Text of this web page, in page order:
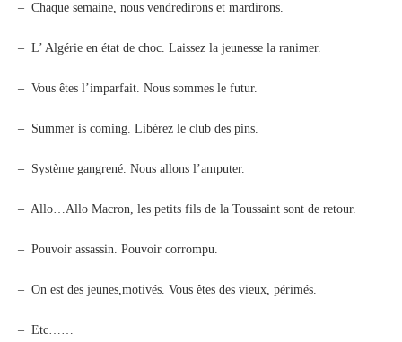
– Chaque semaine, nous vendredirons et mardirons.
– L’ Algérie en état de choc. Laissez la jeunesse la ranimer.
– Vous êtes l’imparfait. Nous sommes le futur.
– Summer is coming. Libérez le club des pins.
– Système gangrené. Nous allons l’amputer.
– Allo…Allo Macron, les petits fils de la Toussaint sont de retour.
– Pouvoir assassin. Pouvoir corrompu.
– On est des jeunes,motivés. Vous êtes des vieux, périmés.
– Etc……